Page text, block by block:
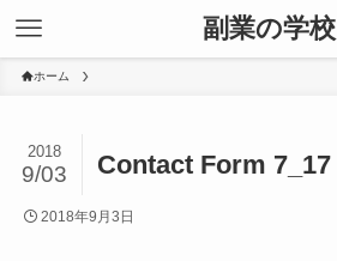
副業の学校
ホーム
Contact Form 7_17
2018
9/03
2018年9月3日